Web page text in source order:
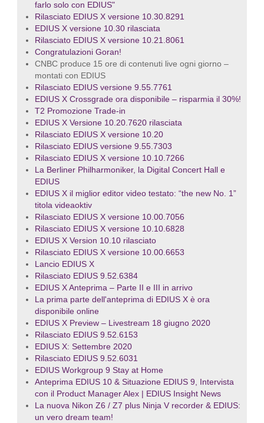
farlo solo con EDIUS"
Rilasciato EDIUS X versione 10.30.8291
EDIUS X versione 10.30 rilasciata
Rilasciato EDIUS X versione 10.21.8061
Congratulazioni Goran!
CNBC produce 15 ore di contenuti live ogni giorno –
montati con EDIUS
Rilasciato EDIUS versione 9.55.7761
EDIUS X Crossgrade ora disponibile – risparmia il 30%!
T2 Promozione Trade-in
EDIUS X Versione 10.20.7620 rilasciata
Rilasciato EDIUS X versione 10.20
Rilasciato EDIUS versione 9.55.7303
Rilasciato EDIUS X versione 10.10.7266
La Berliner Philharmoniker, la Digital Concert Hall e
EDIUS
EDIUS X il miglior editor video testato: “the new No. 1”
titola videaoktiv
Rilasciato EDIUS X versione 10.00.7056
Rilasciato EDIUS X versione 10.10.6828
EDIUS X Version 10.10 rilasciato
Rilasciato EDIUS X versione 10.00.6653
Lancio EDIUS X
Rilasciato EDIUS 9.52.6384
EDIUS X Anteprima – Parte II e III in arrivo
La prima parte dell'anteprima di EDIUS X è ora
disponibile online
EDIUS X Preview – Livestream 18 giugno 2020
Rilasciato EDIUS 9.52.6153
EDIUS X: Settembre 2020
Rilasciato EDIUS 9.52.6031
EDIUS Workgroup 9 Stay at Home
Anteprima EDIUS 10 & Situazione EDIUS 9, Intervista
con il Product Manager Alex | EDIUS Insight News
La nuova Nikon Z6 / Z7 plus Ninja V recorder & EDIUS:
un vero dream team!